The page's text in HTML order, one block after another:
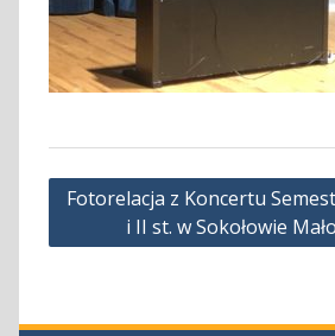
Nawigacja
Fotorelacja z Koncertu
i II st. w Sokołowie